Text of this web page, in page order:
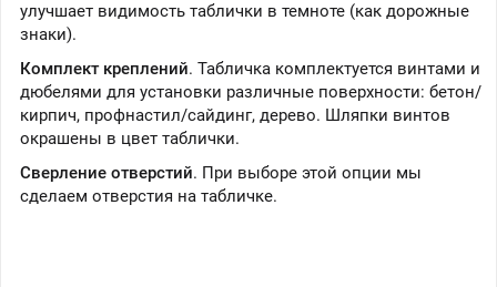
улучшает видимость таблички в темноте (как дорожные
знаки).
Комплект креплений. Табличка комплектуется винтами и
дюбелями для установки различные поверхности: бетон/
кирпич, профнастил/сайдинг, дерево. Шляпки винтов
окрашены в цвет таблички.
Сверление отверстий. При выборе этой опции мы
сделаем отверстия на табличке.